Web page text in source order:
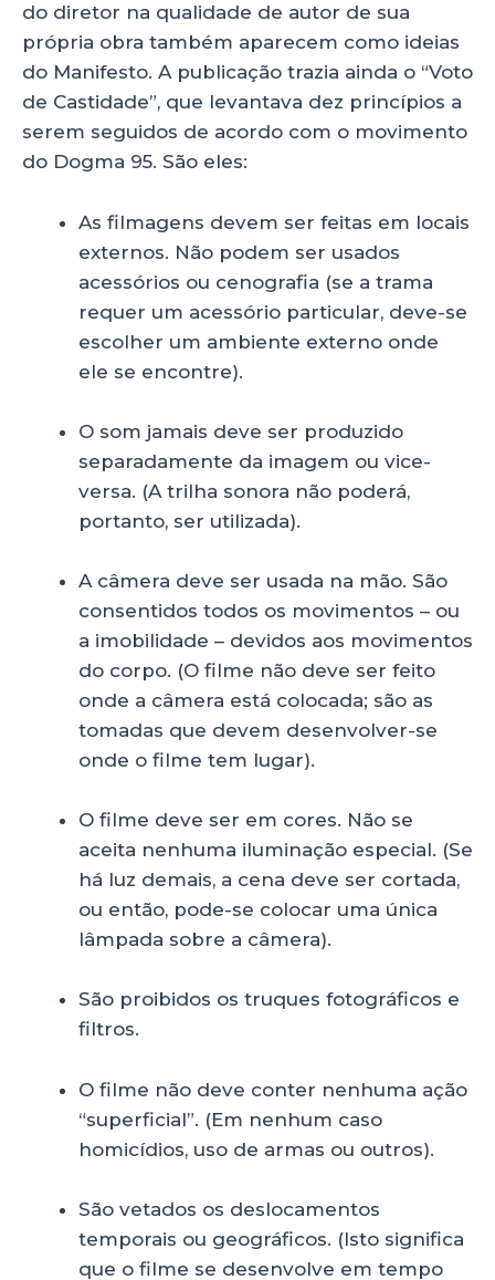
do diretor na qualidade de autor de sua
própria obra também aparecem como ideias
do Manifesto. A publicação trazia ainda o “Voto
de Castidade”, que levantava dez princípios a
serem seguidos de acordo com o movimento
do Dogma 95. São eles:
As filmagens devem ser feitas em locais
externos. Não podem ser usados
acessórios ou cenografia (se a trama
requer um acessório particular, deve-se
escolher um ambiente externo onde
ele se encontre).
O som jamais deve ser produzido
separadamente da imagem ou vice-
versa. (A trilha sonora não poderá,
portanto, ser utilizada).
A câmera deve ser usada na mão. São
consentidos todos os movimentos – ou
a imobilidade – devidos aos movimentos
do corpo. (O filme não deve ser feito
onde a câmera está colocada; são as
tomadas que devem desenvolver-se
onde o filme tem lugar).
O filme deve ser em cores. Não se
aceita nenhuma iluminação especial. (Se
há luz demais, a cena deve ser cortada,
ou então, pode-se colocar uma única
lâmpada sobre a câmera).
São proibidos os truques fotográficos e
filtros.
O filme não deve conter nenhuma ação
“superficial”. (Em nenhum caso
homicídios, uso de armas ou outros).
São vetados os deslocamentos
temporais ou geográficos. (Isto significa
que o filme se desenvolve em tempo